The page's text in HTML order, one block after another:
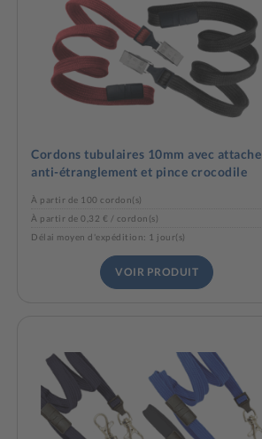
Cordons tubulaires 10mm avec attache
anti-étranglement et pince crocodile
À partir de 100 cordon(s)
À partir de 0,32 € / cordon(s)
Délai moyen d'expédition: 1 jour(s)
VOIR PRODUIT